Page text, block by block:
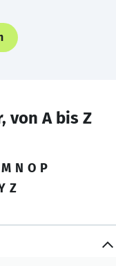
von A bis Z
M N O P
Z